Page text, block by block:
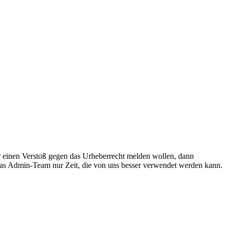
Verstoß gegen das Urheberrecht melden wollen, dann
Admin-Team nur Zeit, die von uns besser verwendet werden kann.